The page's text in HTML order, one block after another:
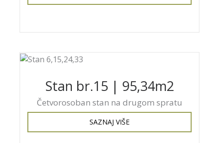
Stan br.15 | 95,34m2
Četvorosoban stan na drugom spratu
SAZNAJ VIŠE